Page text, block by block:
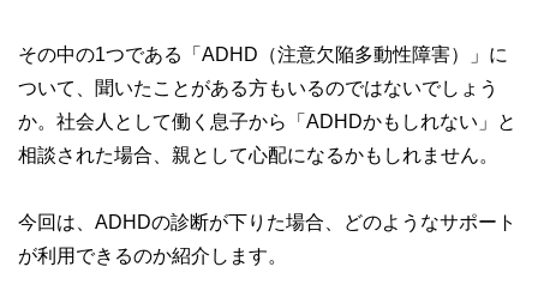
その中の1つである「ADHD（注意欠陥多動性障害）」に
ついて、聞いたことがある方もいるのではないでしょう
か。社会人として働く息子から「ADHDかもしれない」と
相談された場合、親として心配になるかもしれません。
今回は、ADHDの診断が下りた場合、どのようなサポート
が利用できるのか紹介します。